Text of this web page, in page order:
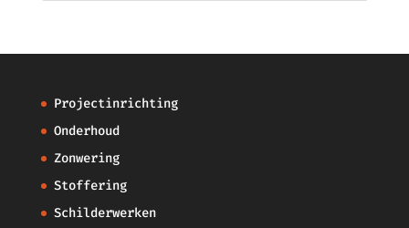
Projectinrichting
Onderhoud
Zonwering
Stoffering
Schilderwerken